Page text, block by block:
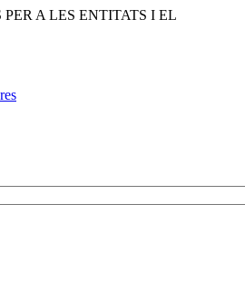
A LES ENTITATS I EL